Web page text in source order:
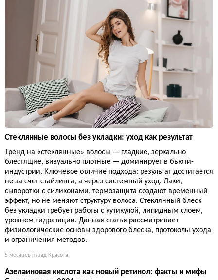
Стеклянные волосы без укладки: уход как результат
Тренд на «стеклянные» волосы — гладкие, зеркально
блестящие, визуально плотные — доминирует в бьюти-
индустрии. Ключевое отличие подхода: результат достигается
не за счет стайлинга, а через системный уход. Лаки,
сыворотки с силиконами, термозащита создают временный
эффект, но не меняют структуру волоса. Стеклянный блеск
без укладки требует работы с кутикулой, липидным слоем,
уровнем гидратации. Данная статья рассматривает
физиологические основы здорового блеска, протоколы ухода
и ограничения методов.
5 месяцев назад Красота
Азелаиновая кислота как новый ретинол: факты и мифы